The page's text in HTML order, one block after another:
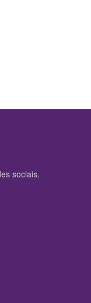
sociais.